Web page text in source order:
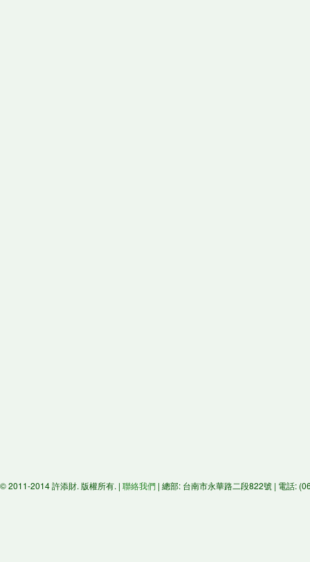
© 2011-2014 許添財. 版權所有. | 聯絡我們 | 總部: 台南市永華路二段822號 | 電話: